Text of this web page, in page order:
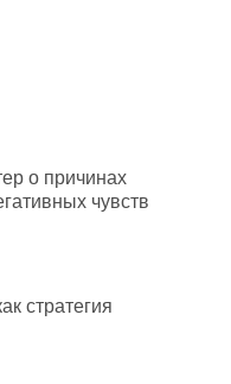
о причинах
чувств
стратегия